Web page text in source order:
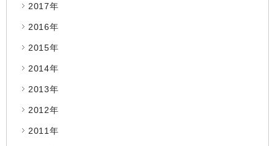
2017年
2016年
2015年
2014年
2013年
2012年
2011年